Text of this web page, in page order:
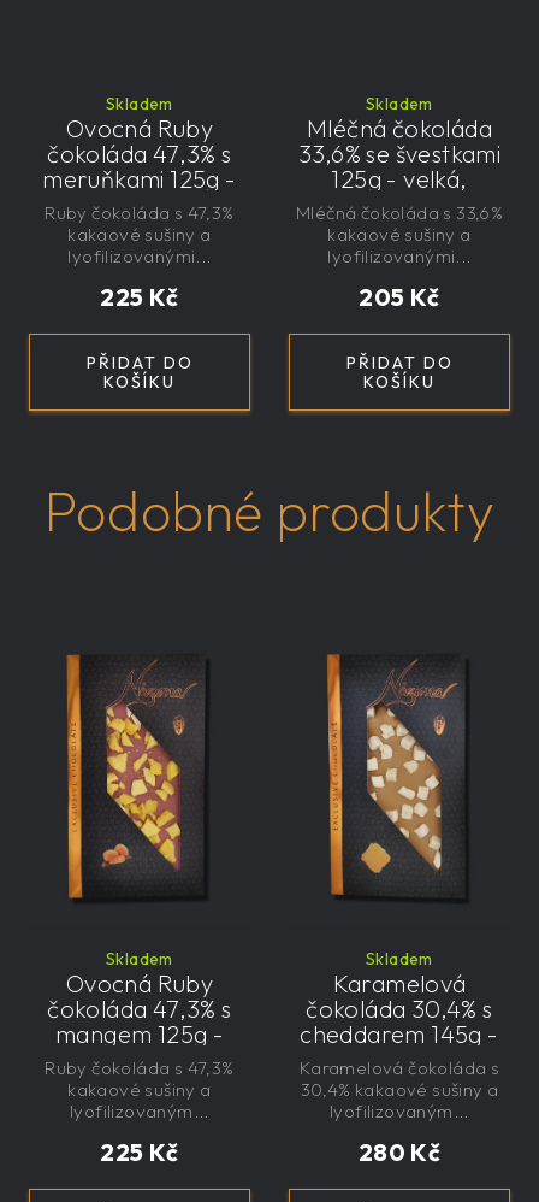
Skladem
Ovocná Ruby
čokoláda 47,3% s
meruňkami 125g -
velká, řemeslná,
exkluzivní, dárková i
225 Kč
PŘIDAT DO
KOŠÍKU
Ruby čokoláda s 47,3%
kakaové sušiny a
lyofilizovanými...
Skladem
Mléčná čokoláda
33,6% se švestkami
125g - velká,
řemeslná,
exkluzivní, dárková
205 Kč
PŘIDAT DO
KOŠÍKU
Mléčná čokoláda s 33,6%
kakaové sušiny a
lyofilizovanými...
Podobné produkty
Skladem
Ovocná Ruby
čokoláda 47,3% s
mangem 125g -
velká, řemeslná,
exkluzivní, dárková
225 Kč
Ruby čokoláda s 47,3%
kakaové sušiny a
lyofilizovaným...
Skladem
Karamelová
čokoláda 30,4% s
cheddarem 145g -
velká, řemeslná,
exkluzivní, dárková
280 Kč
Karamelová čokoláda s
30,4% kakaové sušiny a
lyofilizovaným...